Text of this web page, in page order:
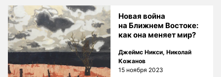
Новая война
на Ближнем Востоке:
как она меняет мир?
Джеймс Никси, Николай
Кожанов
15 ноября 2023